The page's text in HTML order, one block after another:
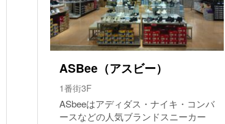
ASBee（アスビー）
1番街3F
ASbeeはアディダス・ナイキ・コンバ
ースなどの人気ブランドスニーカー